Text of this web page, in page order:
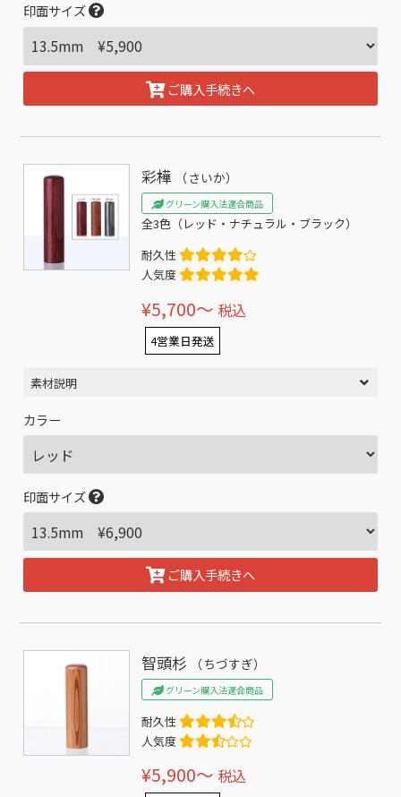
印面サイズ
ご購入手続きへ
彩樺 （さいか）
グリーン購入法適合商品
全3色（レッド・ナチュラル・ブラック）
耐久性
人気度
¥5,700〜 税込
4営業日発送
素材説明
カラー
印面サイズ
ご購入手続きへ
智頭杉 （ちづすぎ）
グリーン購入法適合商品
耐久性
人気度
¥5,900〜 税込